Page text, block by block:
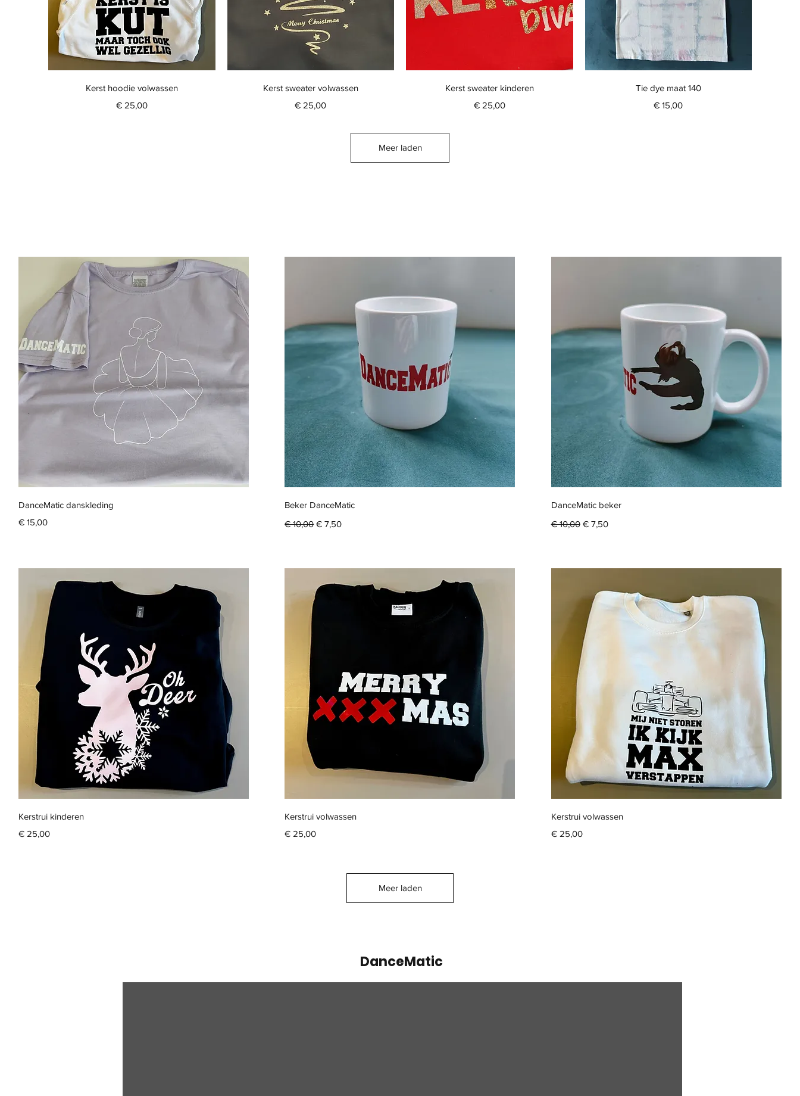
Snel overzicht
Kerst hoodie volwassen
Prijs
€ 25,00
Snel overzicht
Kerst sweater volwassen
Prijs
€ 25,00
Snel overzicht
Kerst sweater kinderen
Prijs
€ 25,00
Snel overzicht
Tie dye maat 140
Prijs
€ 15,00
Meer laden
Snel overzicht
DanceMatic danskleding
Prijs
€ 15,00
Beker DanceMatic
Normale prijs
€ 10,00 Verkoopprijs
€ 7,50
DanceMatic beker
Normale prijs
€ 10,00 Verkoopprijs
€ 7,50
Kerstrui kinderen
Prijs
€ 25,00
Kerstrui volwassen
Prijs
€ 25,00
Kerstrui volwassen
Prijs
€ 25,00
Meer laden
DanceMatic